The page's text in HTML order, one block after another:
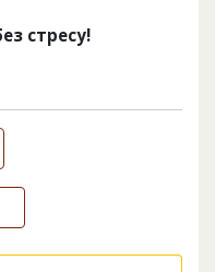
стресу!